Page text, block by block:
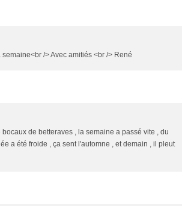
/> Avec amitiés <br /> René
de betteraves , la semaine a passé vite , du
a été froide , ça sent l'automne , et demain , il pleut